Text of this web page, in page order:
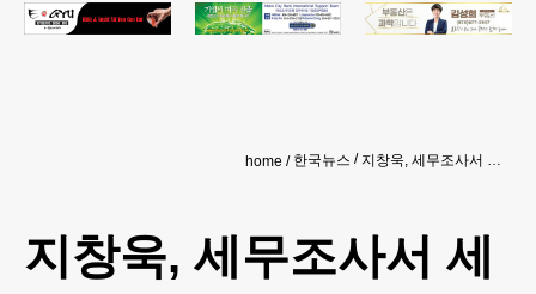
home 한국뉴스 지창욱, 세무조사서 세금 추징…"고의 누락·부정 탈루 아냐"
지창욱, 세무조사서 세